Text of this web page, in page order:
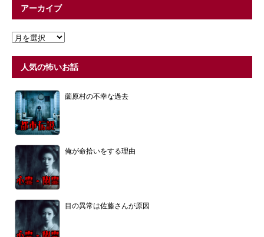
アーカイブ
人気の怖いお話
薗原村の不幸な過去
俺が命拾いをする理由
目の異常は佐藤さんが原因